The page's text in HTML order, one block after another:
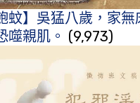
蚊】吳猛八歲，家
噬親肌。 (9,973)